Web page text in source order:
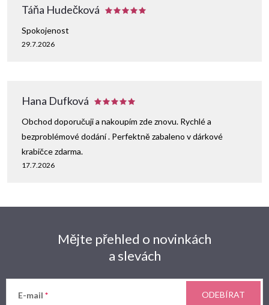
Táňa Hudečková
29.7.2026
Spokojenost
Hana Dufková
17.7.2026
Obchod doporučuji a nakoupím zde znovu. Rychlé a
bezproblémové dodání . Perfektně zabaleno v dárkové
krabičce zdarma.
Mějte přehled o novinkách
a slevách
E-mail ODEBÍRAT